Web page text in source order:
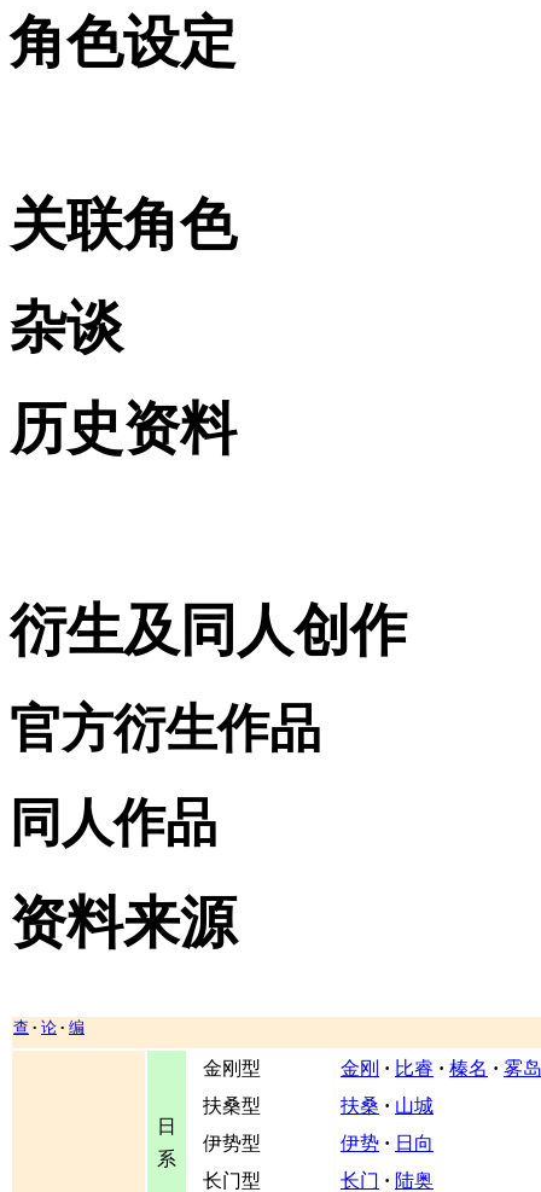
角色设定
关联角色
杂谈
历史资料
衍生及同人创作
官方衍生作品
同人作品
资料来源
查 • 论 • 编
日
系
金刚型 金刚 · 比睿 · 榛名 · 雾岛
扶桑型
扶桑 · 山城
伊势型
伊势 · 日向
长门型
长门 · 陆奥